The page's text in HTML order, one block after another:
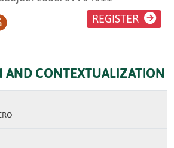
REGISTER
AND CONTEXTUALIZATION